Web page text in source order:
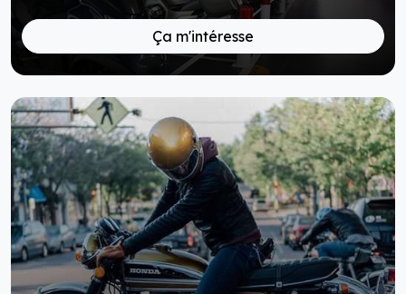
Ça m'intéresse